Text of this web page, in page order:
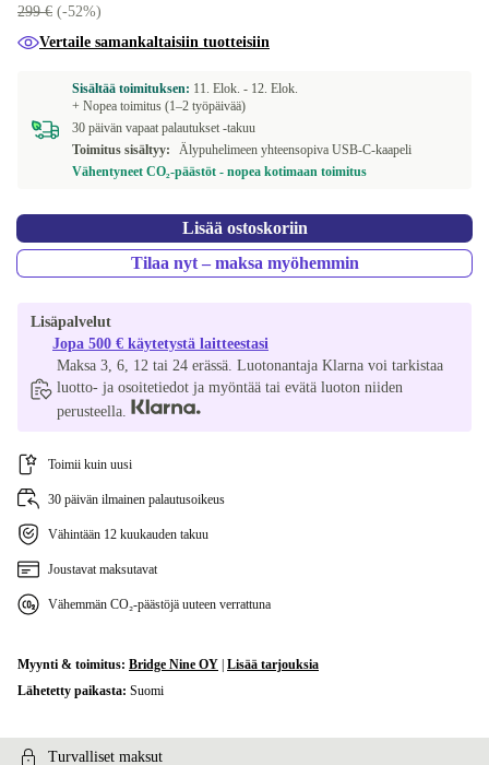
299 € (-52%)
Vertaile samankaltaisiin tuotteisiin
Sisältää toimituksen: 11. Elok. - 12. Elok.
+ Nopea toimitus (1–2 työpäivää)
30 päivän vapaat palautukset -takuu
Toimitus sisältyy:
Älypuhelimeen yhteensopiva USB-C-kaapeli
Vähentyneet CO₂-päästöt - nopea kotimaan toimitus
Lisää ostoskoriin
Tilaa nyt – maksa myöhemmin
Lisäpalvelut
Jopa 500 € käytetystä laitteestasi
Maksa 3, 6, 12 tai 24 erässä. Luotonantaja Klarna voi tarkistaa
luotto- ja osoitetiedot ja myöntää tai evätä luoton niiden
perusteella.
Toimii kuin uusi
30 päivän ilmainen palautusoikeus
Vähintään 12 kuukauden takuu
Joustavat maksutavat
Vähemmän CO₂-päästöjä uuteen verrattuna
Myynti & toimitus: Bridge Nine OY Lisää tarjouksia
Lähetetty paikasta: Suomi
Turvalliset maksut